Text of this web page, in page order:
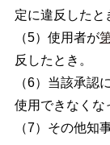
定に違反したと
（5）使用者が
反したとき。
（6）当該承認
使用できなくな
（7）その他知